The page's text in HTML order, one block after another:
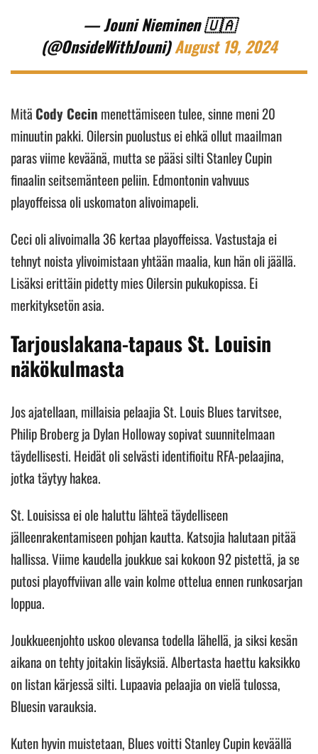
— Jouni Nieminen 🇺🇦
(@OnsideWithJouni)August 19, 2024
Mitä Cody Cecin menettämiseen tulee, sinne meni 20
minuutin pakki. Oilersin puolustus ei ehkä ollut maailman
paras viime keväänä, mutta se pääsi silti Stanley Cupin
finaalin seitsemänteen peliin. Edmontonin vahvuus
playoffeissa oli uskomaton alivoimapeli.
Ceci oli alivoimalla 36 kertaa playoffeissa. Vastustaja ei
tehnyt noista ylivoimistaan yhtään maalia, kun hän oli jäällä.
Lisäksi erittäin pidetty mies Oilersin pukukopissa. Ei
merkityksetön asia.
Tarjouslakana-tapaus St. Louisin
näkökulmasta
Jos ajatellaan, millaisia pelaajia St. Louis Blues tarvitsee,
Philip Broberg ja Dylan Holloway sopivat suunnitelmaan
täydellisesti. Heidät oli selvästi identifioitu RFA-pelaajina,
jotka täytyy hakea.
St. Louisissa ei ole haluttu lähteä täydelliseen
jälleenrakentamiseen pohjan kautta. Katsojia halutaan pitää
hallissa. Viime kaudella joukkue sai kokoon 92 pistettä, ja se
putosi playoffviivan alle vain kolme ottelua ennen runkosarjan
loppua.
Joukkueenjohto uskoo olevansa todella lähellä, ja siksi kesän
aikana on tehty joitakin lisäyksiä. Albertasta haettu kaksikko
on listan kärjessä silti. Lupaavia pelaajia on vielä tulossa,
Bluesin varauksia.
Kuten hyvin muistetaan, Blues voitti Stanley Cupin keväällä